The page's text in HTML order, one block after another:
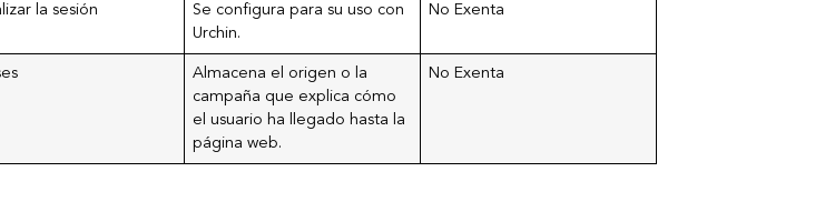
la sesión
Se configura para su uso con
Urchin.
No Exenta
Almacena el origen o la
campaña que explica cómo
el usuario ha llegado hasta la
página web.
No Exenta